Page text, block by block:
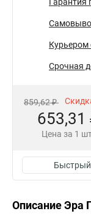
Гарантия
Курьером
Срочная
859,62 ₽
653,31
Цена за 1
Быстрый
Описание Эра